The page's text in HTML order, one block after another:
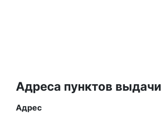
Адреса пунктов выдачи
Адрес